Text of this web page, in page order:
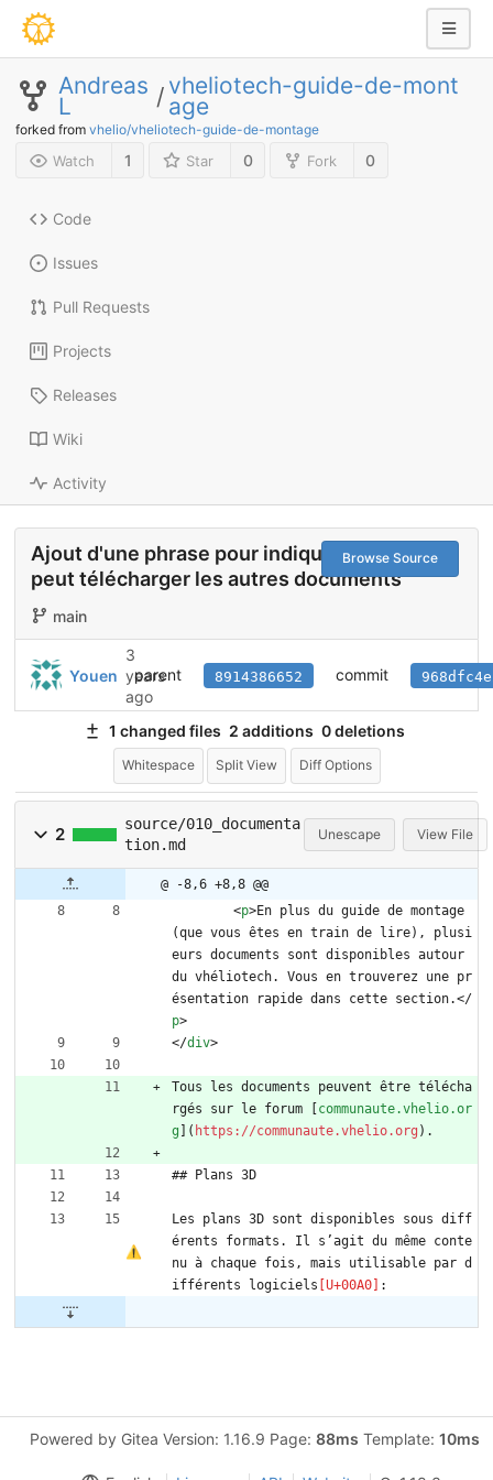
Andreas
L / vheliotech-guide-de-mont
age
forked from vhelio/vheliotech-guide-de-montage
Watch 1 Star 0 Fork 0
Code
Issues
Pull Requests
Projects
Releases
Wiki
Activity
Browse Source
Ajout d'une phrase pour indiquer où on
peut télécharger les autres documents
main
Youen
3
years
ago
parent 8914386652 commit
1 changed files 2 additions 0 deletions
Whitespace Split View Diff Options
2
source/010_documenta
tion.md
Unescape View File
@ -8,6 +8,8 @@
<p>En plus du guide de montage
(que vous êtes en train de lire), plusi
eurs documents sont disponibles autour
du vhéliotech. Vous en trouverez une pr
ésentation rapide dans cette section.</
p>
</div>
Tous les documents peuvent être télécha
rgés sur le forum [communaute.vhelio.or
g ]( https://communaute.vhelio.org ).
## Plans 3D
Les plans 3D sont disponibles sous diff
érents formats. Il s’agit du même conte
nu à chaque fois, mais utilisable par d
ifférents logiciels
:
Powered by Gitea Version: 1.16.9 Page: 88ms Template: 10ms